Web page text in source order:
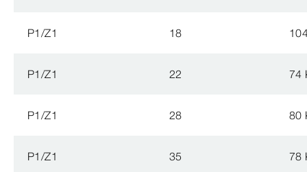
P1/Z1 18
P1/Z1 22 74
P1/Z1 28 80
P1/Z1 35 78